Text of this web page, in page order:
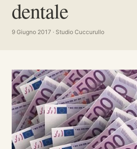
dentale
9 Giugno 2017 · Studio Cuccurullo